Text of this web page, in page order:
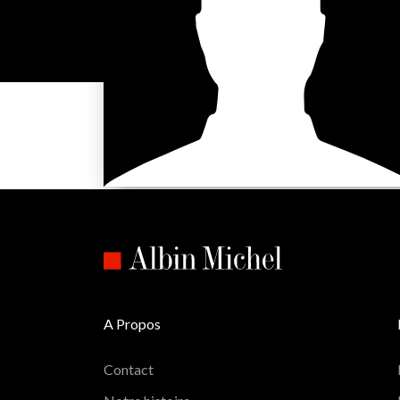
A Propos
Contact